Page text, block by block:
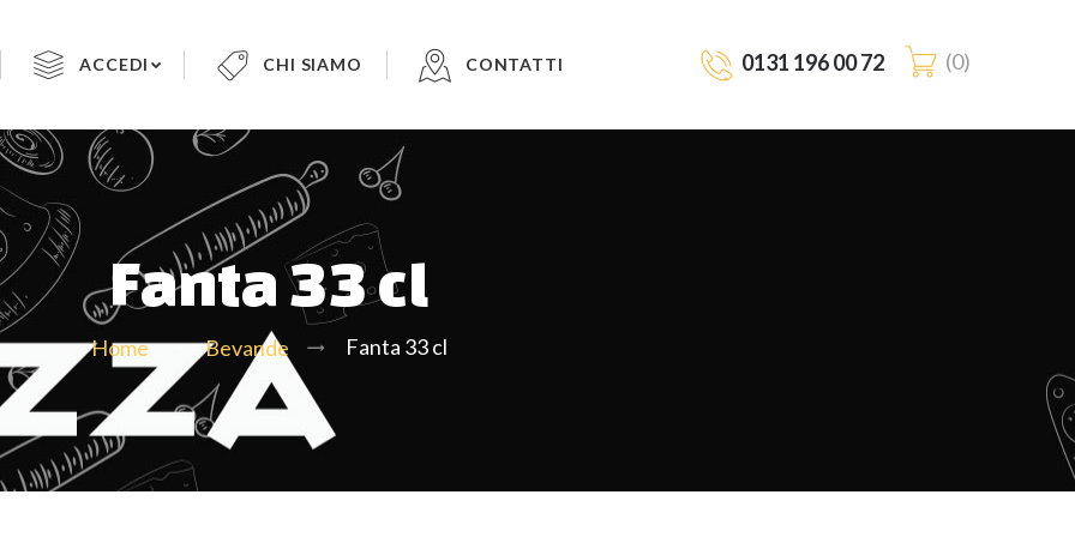
ACCEDI CHI SIAMO CONTATTI 0131 196 00 72 0
Fanta 33 cl
Home Bevande Fanta 33 cl